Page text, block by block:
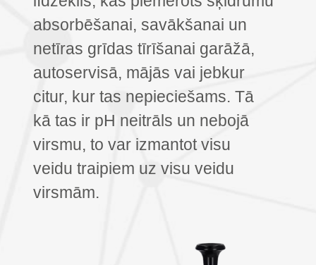
absorbēšanai, savākšanai un
netīras grīdas tīrīšanai garāžā,
autoservisā, mājās vai jebkur
citur, kur tas nepieciešams. Tā
kā tas ir pH neitrāls un nebojā
virsmu, to var izmantot visu
veidu traipiem uz visu veidu
virsmām.